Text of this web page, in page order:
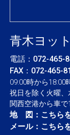
青木ヨッ
電話： 072-465-
FAX：072-465-
09:00時から
祝日を除く火曜、
関西空港から車
地 図： こちら
メール： こちら